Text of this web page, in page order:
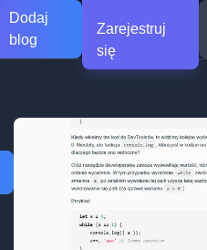
Dodaj
blog
Zarejestruj
się